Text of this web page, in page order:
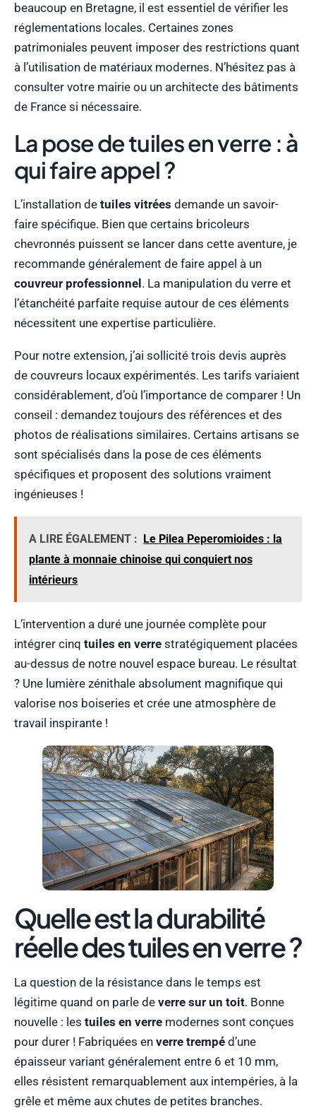
beaucoup en Bretagne, il est essentiel de vérifier les
réglementations locales. Certaines zones
patrimoniales peuvent imposer des restrictions quant
à l’utilisation de matériaux modernes. N’hésitez pas à
consulter votre mairie ou un architecte des bâtiments
de France si nécessaire.
La pose de tuiles en verre : à
qui faire appel ?
L’installation de tuiles vitrées demande un savoir-
faire spécifique. Bien que certains bricoleurs
chevronnés puissent se lancer dans cette aventure, je
recommande généralement de faire appel à un
couvreur professionnel . La manipulation du verre et
l’étanchéité parfaite requise autour de ces éléments
nécessitent une expertise particulière.
Pour notre extension, j’ai sollicité trois devis auprès
de couvreurs locaux expérimentés. Les tarifs variaient
considérablement, d’où l’importance de comparer ! Un
conseil : demandez toujours des références et des
photos de réalisations similaires. Certains artisans se
sont spécialisés dans la pose de ces éléments
spécifiques et proposent des solutions vraiment
ingénieuses !
A LIRE ÉGALEMENT : Le Pilea Peperomioides : la
plante à monnaie chinoise qui conquiert nos
intérieurs
L’intervention a duré une journée complète pour
intégrer cinq tuiles en verre stratégiquement placées
au-dessus de notre nouvel espace bureau. Le résultat
? Une lumière zénithale absolument magnifique qui
valorise nos boiseries et crée une atmosphère de
travail inspirante !
Quelle est la durabilité
réelle des tuiles en verre ?
La question de la résistance dans le temps est
légitime quand on parle de verre sur un toit. Bonne
nouvelle : les tuiles en verre modernes sont conçues
pour durer ! Fabriquées en verre trempé d’une
épaisseur variant généralement entre 6 et 10 mm,
elles résistent remarquablement aux intempéries, à la
grêle et même aux chutes de petites branches.